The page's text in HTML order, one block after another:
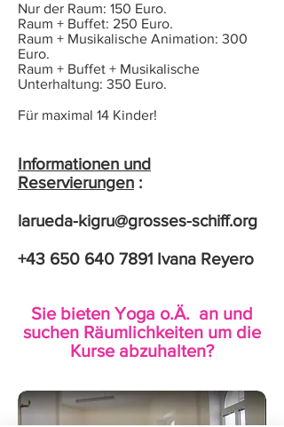
Nur der Raum: 150 Euro.
Raum + Buffet: 250 Euro.
Raum + Musikalische Animation: 300
Euro.
Raum + Buffet + Musikalische
Unterhaltung: 350 Euro.
Für maximal 14 Kinder!
Informationen und
Reservierungen :
larueda-kigru@grosses-schiff.org
+43 650 640 7891 Ivana Reyero
Sie bieten Yoga o.Ä. an und
suchen Räumlichkeiten um die
Kurse abzuhalten?